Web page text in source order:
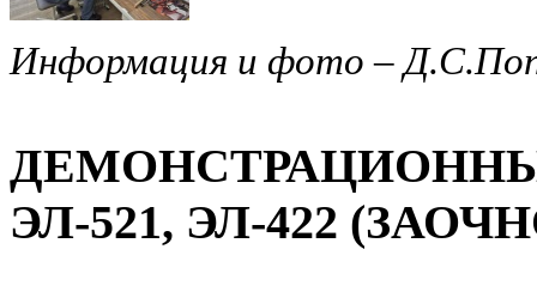
Информация и фото –
ЭЛ-521, ЭЛ-422